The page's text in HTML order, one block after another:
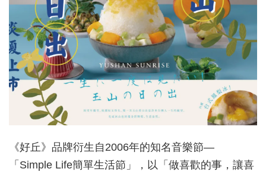
《好丘》品牌衍生自2006年的知名音樂節—
「Simple Life簡單生活節」，以「做喜歡的事，讓喜